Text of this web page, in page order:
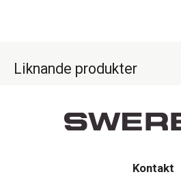
Liknande produkter
Kontakt